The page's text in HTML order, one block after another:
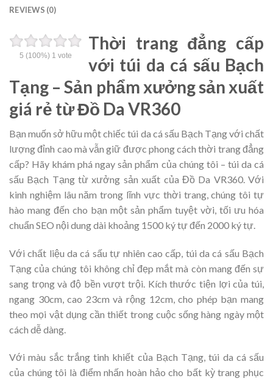
REVIEWS (0)
5 (100%) 1 vote
Thời trang đẳng cấp
với túi da cá sấu Bạch
Tạng – Sản phẩm xưởng sản xuất
giá rẻ từ Đồ Da VR360
Bạn muốn sở hữu một chiếc túi da cá sấu Bạch Tạng với chất
lượng đỉnh cao mà vẫn giữ được phong cách thời trang đẳng
cấp? Hãy khám phá ngay sản phẩm của chúng tôi – túi da cá
sấu Bạch Tạng từ xưởng sản xuất của Đồ Da VR360. Với
kinh nghiệm lâu năm trong lĩnh vực thời trang, chúng tôi tự
hào mang đến cho bạn một sản phẩm tuyệt vời, tối ưu hóa
chuẩn SEO nội dung dài khoảng 1500 ký tự đến 2000 ký tự.
Với chất liệu da cá sấu tự nhiên cao cấp, túi da cá sấu Bạch
Tạng của chúng tôi không chỉ đẹp mắt mà còn mang đến sự
sang trọng và độ bền vượt trội. Kích thước tiện lợi của túi,
ngang 30cm, cao 23cm và rộng 12cm, cho phép bạn mang
theo mọi vật dụng cần thiết trong cuộc sống hàng ngày một
cách dễ dàng.
Với màu sắc trắng tinh khiết của Bạch Tạng, túi da cá sấu
của chúng tôi là điểm nhấn hoàn hảo cho bất kỳ trang phục